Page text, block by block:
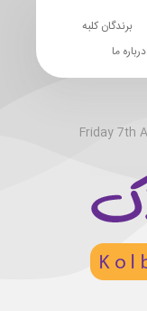
برندگان کلبه
درباره ما